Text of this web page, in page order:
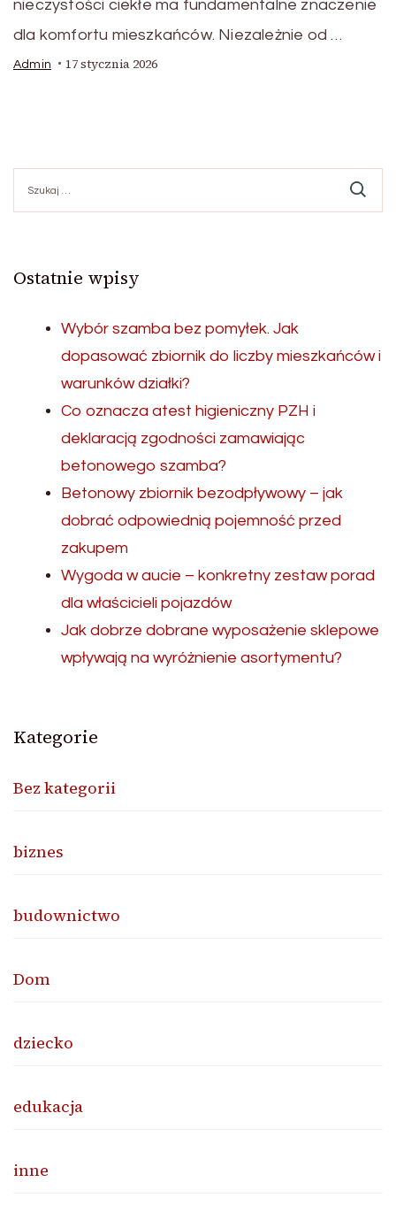
nieczystości ciekłe ma fundamentalne znaczenie
dla komfortu mieszkańców. Niezależnie od …
Admin 17 stycznia 2026
Ostatnie wpisy
Wybór szamba bez pomyłek. Jak
dopasować zbiornik do liczby mieszkańców i
warunków działki?
Co oznacza atest higieniczny PZH i
deklaracją zgodności zamawiając
betonowego szamba?
Betonowy zbiornik bezodpływowy – jak
dobrać odpowiednią pojemność przed
zakupem
Wygoda w aucie – konkretny zestaw porad
dla właścicieli pojazdów
Jak dobrze dobrane wyposażenie sklepowe
wpływają na wyróżnienie asortymentu?
Kategorie
Bez kategorii
biznes
budownictwo
Dom
dziecko
edukacja
inne